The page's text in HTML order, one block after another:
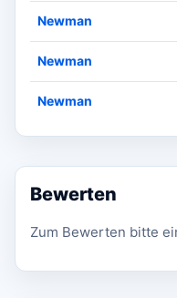
Newman
Newman
Newman
Bewerten
Zum Bewerten bitte